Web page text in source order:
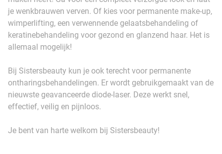
je wenkbrauwen verven. Of kies voor permanente make-up,
wimperlifting, een verwennende gelaatsbehandeling of
keratinebehandeling voor gezond en glanzend haar. Het is
allemaal mogelijk!
Bij Sistersbeauty kun je ook terecht voor permanente
ontharingsbehandelingen. Er wordt gebruikgemaakt van de
nieuwste geavanceerde diode-laser. Deze werkt snel,
effectief, veilig en pijnloos.
Je bent van harte welkom bij Sistersbeauty!